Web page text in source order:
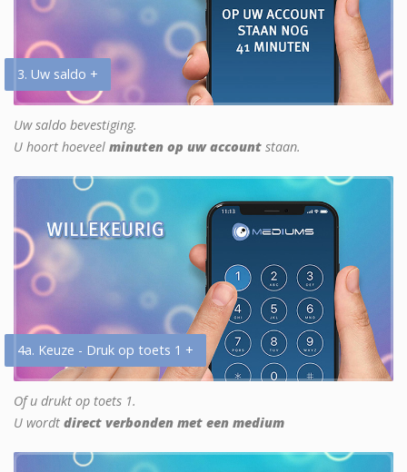
3. Uw saldo +
Uw saldo bevestiging.
U hoort hoeveel minuten op uw account staan.
4a. Keuze - Druk op toets 1 +
Of u drukt op toets 1.
U wordt direct verbonden met een medium